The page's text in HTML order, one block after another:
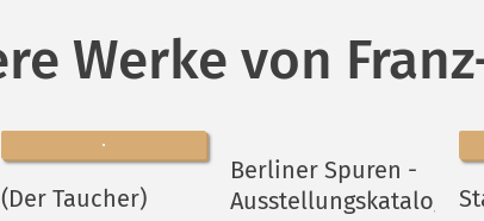
Werke von
(Der Taucher)
Berliner Spuren -
Ausstellungskatalog